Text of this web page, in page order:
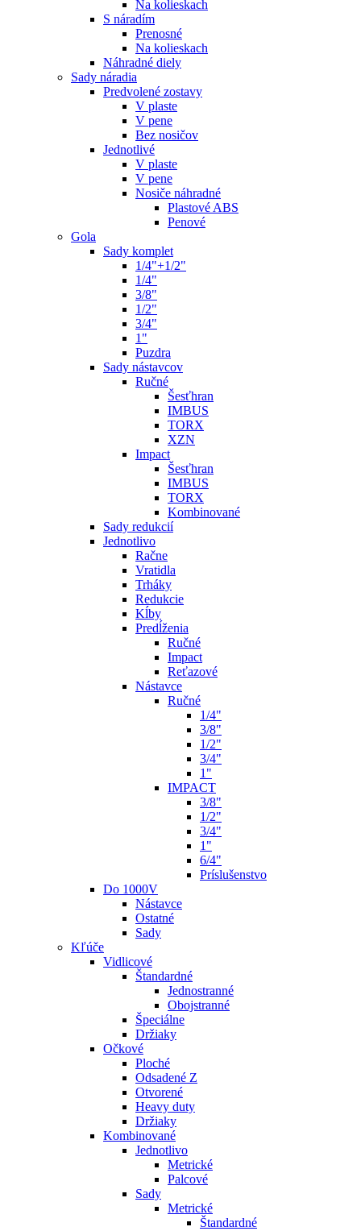
Na kolieskach
S náradím
Prenosné
Na kolieskach
Náhradné diely
Sady náradia
Predvolené zostavy
V plaste
V pene
Bez nosičov
Jednotlivé
V plaste
V pene
Nosiče náhradné
Plastové ABS
Penové
Gola
Sady komplet
1/4"+1/2"
1/4"
3/8"
1/2"
3/4"
1"
Puzdra
Sady nástavcov
Ručné
Šesťhran
IMBUS
TORX
XZN
Impact
Šesťhran
IMBUS
TORX
Kombinované
Sady redukcií
Jednotlivo
Račne
Vratidla
Trháky
Redukcie
Kĺby
Predĺženia
Ručné
Impact
Reťazové
Nástavce
Ručné
1/4"
3/8"
1/2"
3/4"
1"
IMPACT
3/8"
1/2"
3/4"
1"
6/4"
Príslušenstvo
Do 1000V
Nástavce
Ostatné
Sady
Kľúče
Vidlicové
Štandardné
Jednostranné
Obojstranné
Špeciálne
Držiaky
Očkové
Ploché
Odsadené Z
Otvorené
Heavy duty
Držiaky
Kombinované
Jednotlivo
Metrické
Palcové
Sady
Metrické
Štandardné